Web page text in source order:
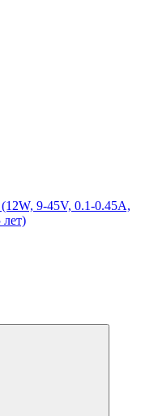
9-45V, 0.1-0.45A,